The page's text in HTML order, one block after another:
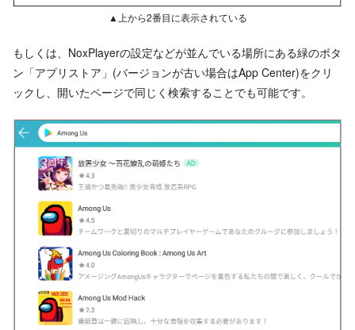
▲上から2番目に表示されている
もしくは、NoxPlayerの設定などが並んでいる場所にある緑のボタ
ン「アプリストア」(バージョンが古い場合はApp Center)をクリ
ックし、開いたページで同じく検索することでも可能です。